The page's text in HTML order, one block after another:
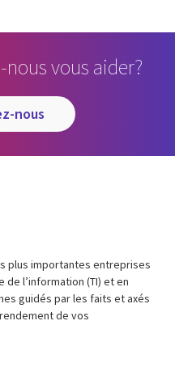
vous aider?
nous
plus importantes entreprises
l’information (TI) et en
guidés par les faits et axés
de vos